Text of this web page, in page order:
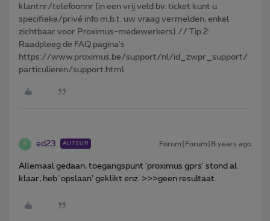
klantnr/telefoonnr (in een vrij veld bv. ticket kunt u
specifieke/privé info m.b.t. uw vraag vermelden, enkel
zichtbaar voor Proximus-medewerkers) // Tip 2:
Raadpleeg de FAQ pagina's
https://www.proximus.be/support/nl/id_zwpr_support/
particulieren/support.html
E ed23 AUTEUR Forum|Forum|8 years ago
Allemaal gedaan, toegangspunt 'proximus gprs' stond al
klaar, heb 'opslaan' geklikt enz. >>>geen resultaat.